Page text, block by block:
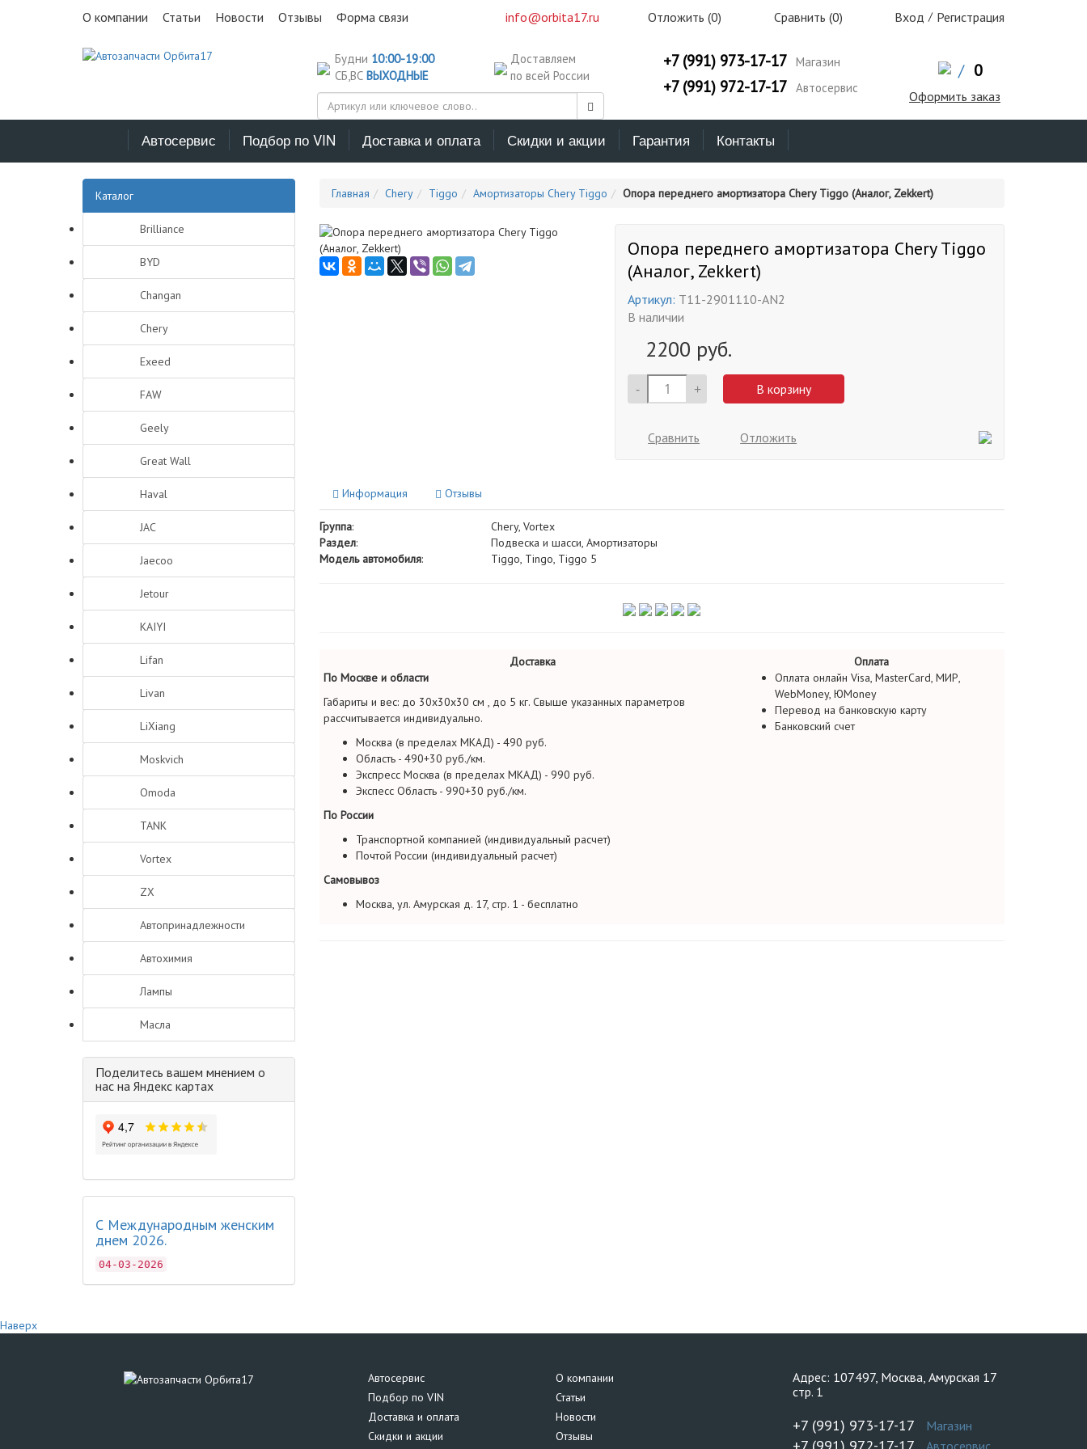
О компании Статьи Новости Отзывы Форма связи info@orbita17.ru Отложить (0) Сравнить (0) Вход / Регистрация
Будни 10:00-19:00
СБ,ВС ВЫХОДНЫЕ
Доставляем
по всей России
+7 (991) 973-17-17 Магазин
+7 (991) 972-17-17 Автосервис
/ 0
Оформить заказ
Автосервис Подбор по VIN Доставка и оплата Скидки и акции Гарантия Контакты
Каталог
Brilliance
BYD
Changan
Chery
Exeed
FAW
Geely
Great Wall
Haval
JAC
Jaecoo
Jetour
KAIYI
Lifan
Livan
LiXiang
Moskvich
Omoda
TANK
Vortex
ZX
Автопринадлежности
Автохимия
Лампы
Масла
Поделитесь вашем мнением о
нас на Яндекс картах
С Международным женским
днем 2026.
04-03-2026
Главная Chery Tiggo Амортизаторы Chery Tiggo Опора переднего амортизатора Chery Tiggo (Аналог, Zekkert)
Опора переднего амортизатора Chery Tiggo
(Аналог, Zekkert)
Артикул: T11-2901110-AN2
В наличии
2200 руб.
- + В корзину
Сравнить Отложить
Информация Отзывы
Группа:
Chery, Vortex
Раздел:
Подвеска и шасси, Амортизаторы
Модель автомобиля: Tiggo, Tingo, Tiggo 5
Доставка
Оплата
По Москве и области
Габариты и вес: до 30х30х30 см , до 5 кг. Свыше указанных параметров
рассчитывается индивидуально.
Москва (в пределах МКАД) - 490 руб.
Область - 490+30 руб./км.
Экспресс Москва (в пределах МКАД) - 990 руб.
Экспесс Область - 990+30 руб./км.
По России
Транспортной компанией (индивидуальный расчет)
Почтой России (индивидуальный расчет)
Самовывоз
Москва, ул. Амурская д. 17, стр. 1 - бесплатно
Оплата онлайн Visa, MasterCard, МИР,
WebMoney, ЮMoney
Перевод на банковскую карту
Банковский счет
Наверх
Автосервис
Подбор по VIN
Доставка и оплата
Скидки и акции
О компании
Статьи
Новости
Отзывы
Адрес: 107497, Москва, Амурская 17
стр. 1
+7 (991) 973-17-17 Магазин
Автосервис